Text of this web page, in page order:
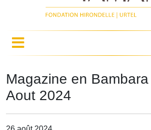
Magazine en
Aout 2024